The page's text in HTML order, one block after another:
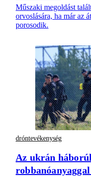
Műszaki megoldást
orvoslására, ha már az
porosodik.
dróntevékenység
Az ukrán